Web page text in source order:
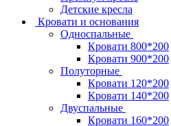
Детские кресла
Кровати и основания
Односпальные
Кровати 800*200
Кровати 900*200
Полуторные
Кровати 120*200
Кровати 140*200
Двуспальные
Кровати 160*200